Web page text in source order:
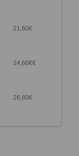
21,60€
24,60€€
26,80€